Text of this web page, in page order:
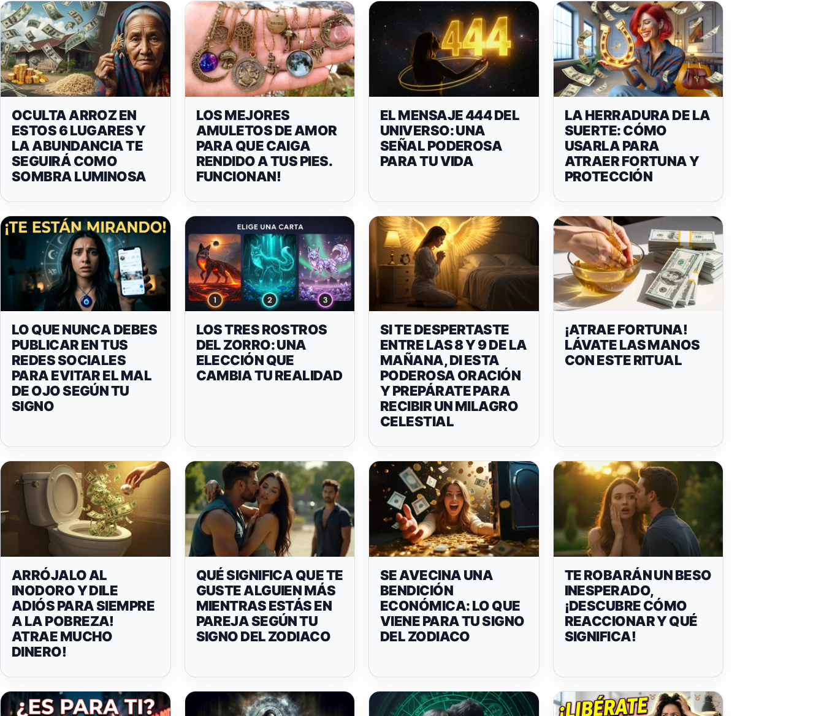
OCULTA ARROZ EN
ESTOS 6 LUGARES Y
LA ABUNDANCIA TE
SEGUIRÁ COMO
SOMBRA LUMINOSA
LOS MEJORES
AMULETOS DE AMOR
PARA QUE CAIGA
RENDIDO A TUS PIES.
FUNCIONAN!
EL MENSAJE 444 DEL
UNIVERSO: UNA
SEÑAL PODEROSA
PARA TU VIDA
LA HERRADURA DE LA
SUERTE: CÓMO
USARLA PARA
ATRAER FORTUNA Y
PROTECCIÓN
LO QUE NUNCA DEBES
PUBLICAR EN TUS
REDES SOCIALES
PARA EVITAR EL MAL
DE OJO SEGÚN TU
SIGNO
LOS TRES ROSTROS
DEL ZORRO: UNA
ELECCIÓN QUE
CAMBIA TU REALIDAD
SI TE DESPERTASTE
ENTRE LAS 8 Y 9 DE LA
MAÑANA, DI ESTA
PODEROSA ORACIÓN
Y PREPÁRATE PARA
RECIBIR UN MILAGRO
CELESTIAL
¡ATRAE FORTUNA!
LÁVATE LAS MANOS
CON ESTE RITUAL
ARRÓJALO AL
INODORO Y DILE
ADIÓS PARA SIEMPRE
A LA POBREZA!
ATRAE MUCHO
DINERO!
QUÉ SIGNIFICA QUE TE
GUSTE ALGUIEN MÁS
MIENTRAS ESTÁS EN
PAREJA SEGÚN TU
SIGNO DEL ZODIACO
SE AVECINA UNA
BENDICIÓN
ECONÓMICA: LO QUE
VIENE PARA TU SIGNO
DEL ZODIACO
TE ROBARÁN UN BESO
INESPERADO,
¡DESCUBRE CÓMO
REACCIONAR Y QUÉ
SIGNIFICA!